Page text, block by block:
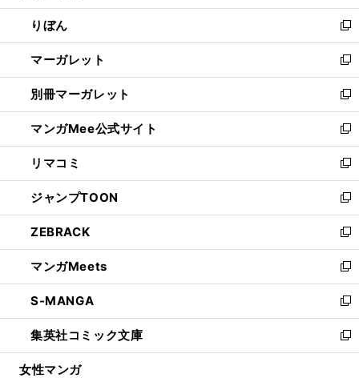
開
く
ウ
で
開
く
ン
ド
ウ
で
開
く
ウ
ィ
ン
ド
ウ
で
開
く
りぼん
新
し
い
ウ
ィ
ン
ド
ウ
で
開
く
マーガレット
新
し
い
ウ
ィ
ン
ド
ウ
で
開
く
別冊マーガレット
新
し
い
ウ
ィ
ン
ド
ウ
で
開
く
マンガMee公式サイト
新
し
い
ウ
ィ
ン
ド
ウ
で
開
く
リマコミ
新
し
い
ウ
ィ
ン
ド
ウ
で
開
く
ジャンプTOON
新
し
い
ウ
ィ
ン
ド
ウ
で
開
ZEBRACK
新
し
い
ウ
ィ
ン
ド
ウ
マンガMeets
新
し
い
ウ
ィ
ン
S-MANGA
新
し
い
ウ
集英社コミック文庫
新
し
女性マンガ